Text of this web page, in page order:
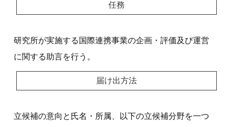
任務
研究所が実施する国際連携事業の企画・評価及び運営
に関する助言を行う。
届け出方法
立候補の意向と氏名・所属、以下の立候補分野を一つ